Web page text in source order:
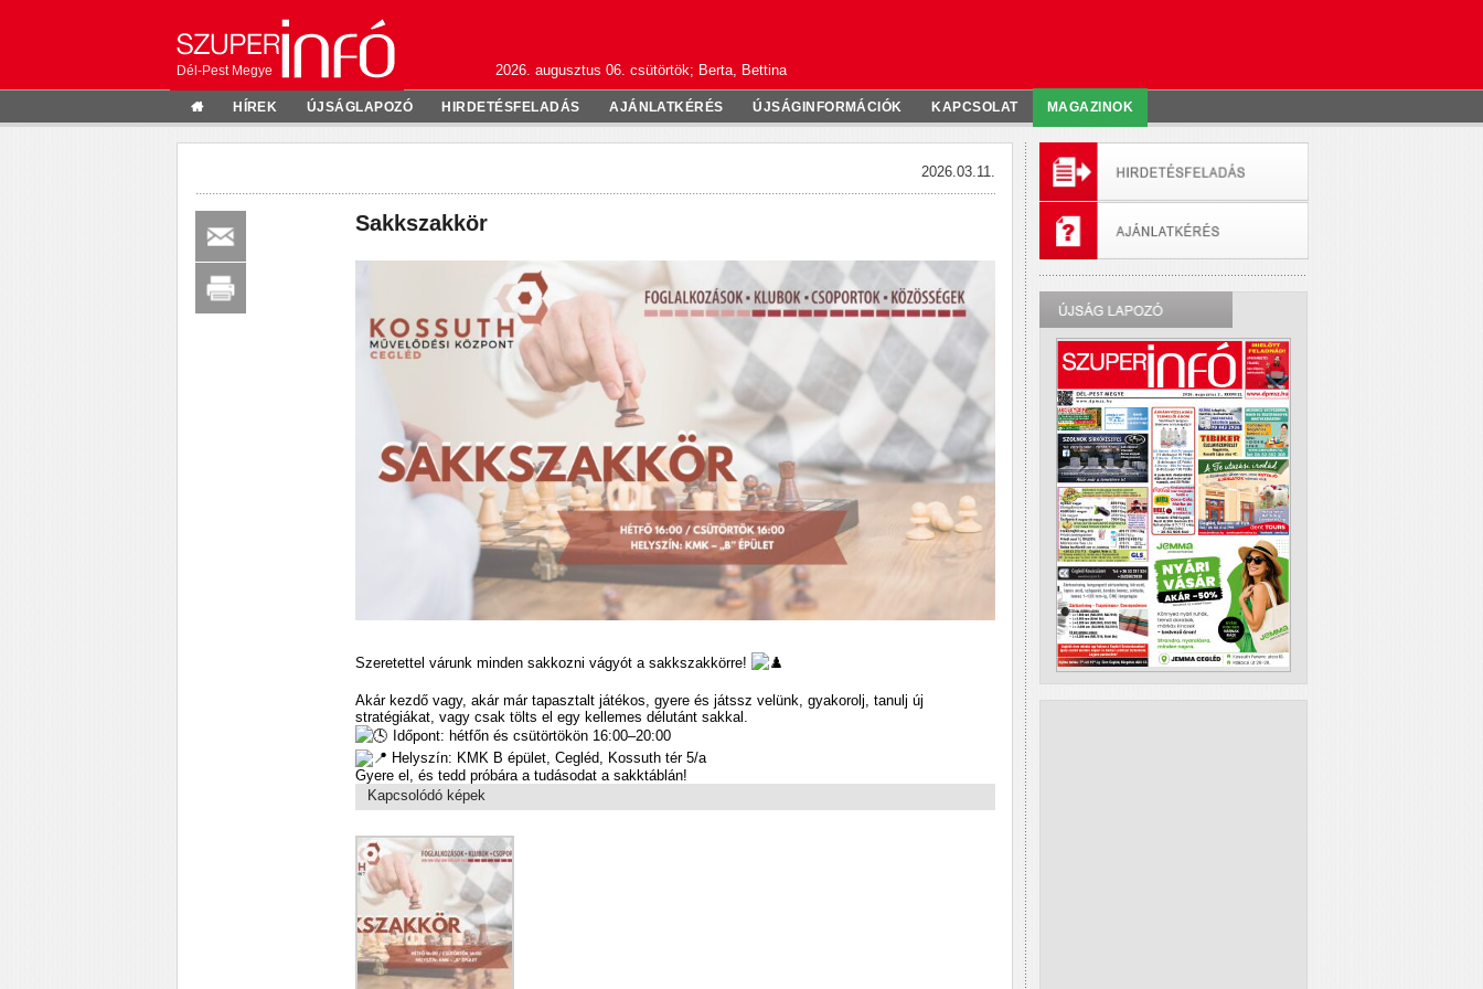
Dél-Pest Megye 2026. augusztus 06. csütörtök; Berta, Bettina
HÍREK ÚJSÁGLAPOZÓ HIRDETÉSFELADÁS AJÁNLATKÉRÉS ÚJSÁGINFORMÁCIÓK KAPCSOLAT MAGAZINOK
2026.03.11.
Sakkszakkör
Szeretettel várunk minden sakkozni vágyót a sakkszakkörre!
Akár kezdő vagy, akár már tapasztalt játékos, gyere és játssz velünk, gyakorolj, tanulj új
stratégiákat, vagy csak tölts el egy kellemes délutánt sakkal.
Időpont: hétfőn és csütörtökön 16:00–20:00
Helyszín: KMK B épület, Cegléd, Kossuth tér 5/a
Gyere el, és tedd próbára a tudásodat a sakktáblán!
Kapcsolódó képek